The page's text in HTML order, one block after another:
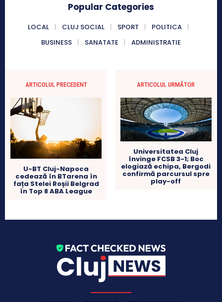
Popular Categories
LOCAL CLUJ SOCIAL SPORT
POLITICA
BUSINESS
SANATATE ADMINISTRATIE
ARTICOLUL PRECEDENT
U-BT Cluj-Napoca
cedează în BTarena în
fața Stelei Roșii Belgrad
în Top 8 ABA League
ARTICOLUL URMĂTOR
Universitatea Cluj
învinge FCSB 3-1; Boc
elogiază echipa, Bergodi
confirmă parcursul spre
play-off